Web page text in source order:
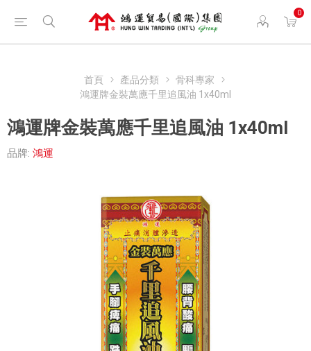
0
首頁 產品分類
骨科專家
鴻運牌金裝萬應千里追風油 1x40ml
鴻運牌金裝萬應千里追風油 1x40ml
品牌: 鴻運